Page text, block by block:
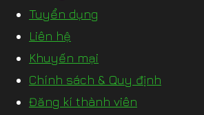
Tuyển dụng
Liên hệ
Khuyến mại
Chính sách & Quy định
Đăng kí thành viên